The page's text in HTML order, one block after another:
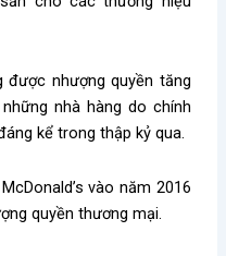
được nhượng quyền tăng
nhà hàng do chính
kể trong thập kỷ qua.
vào năm 2016
quyền thương mại.